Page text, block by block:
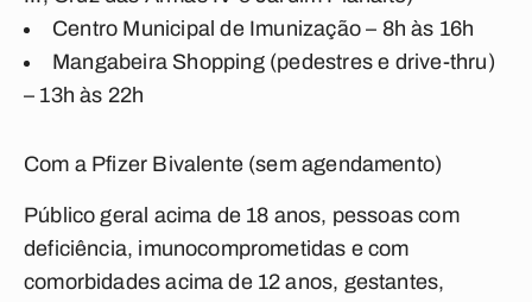
Centro Municipal de Imunização – 8h às 16h
Mangabeira Shopping (pedestres e drive-thru)
– 13h às 22h
Com a Pfizer Bivalente (sem agendamento)
Público geral acima de 18 anos, pessoas com
deficiência, imunocomprometidas e com
comorbidades acima de 12 anos, gestantes,